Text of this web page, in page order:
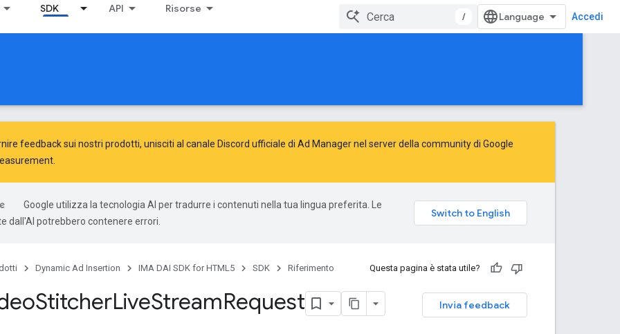
SDK API Risorse
/ Accedi
feedback sui nostri prodotti, unisciti al canale Discord ufficiale di Ad Manager nel server della community di Google
Google utilizza la tecnologia AI per tradurre i contenuti nella tua lingua preferita. Le
dall'AI potrebbero contenere errori.
Dynamic Ad Insertion IMA DAI SDK for HTML5 SDK Riferimento Questa pagina è stata utile?
Invia feedback
StitcherLiveStreamRequest